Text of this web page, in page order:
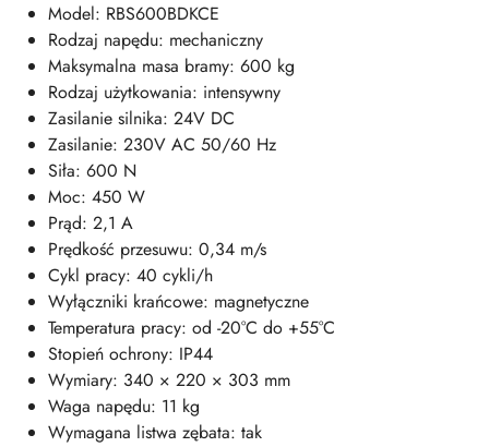
Model: RBS600BDKCE
Rodzaj napędu: mechaniczny
Maksymalna masa bramy: 600 kg
Rodzaj użytkowania: intensywny
Zasilanie silnika: 24V DC
Zasilanie: 230V AC 50/60 Hz
Siła: 600 N
Moc: 450 W
Prąd: 2,1 A
Prędkość przesuwu: 0,34 m/s
Cykl pracy: 40 cykli/h
Wyłączniki krańcowe: magnetyczne
Temperatura pracy: od -20°C do +55°C
Stopień ochrony: IP44
Wymiary: 340 × 220 × 303 mm
Waga napędu: 11 kg
Wymagana listwa zębata: tak